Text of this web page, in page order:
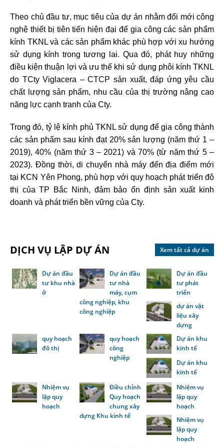
Theo chủ đầu tư, mục tiêu của dự án nhằm đổi mới công
nghệ thiết bị tiên tiến hiện đại để gia công các sản phẩm
kính TKNL và các sản phẩm khác phù hợp với xu hướng
sử dụng kính trong tương lai. Qua đó, phát huy những
điều kiện thuận lợi và ưu thế khi sử dụng phôi kính TKNL
do TCty Viglacera – CTCP sản xuất, đáp ứng yêu cầu
chất lượng sản phẩm, nhu cầu của thị trường nâng cao
năng lực cạnh tranh của Cty.
Trong đó, tỷ lệ kính phủ TKNL sử dụng để gia công thành
các sản phẩm sau kính đạt 20% sản lượng (năm thứ 1 –
2019), 40% (năm thứ 3 – 2021) và 70% (từ năm thứ 5 –
2023). Đồng thời, di chuyển nhà máy đến địa điểm mới
tại KCN Yên Phong, phù hợp với quy hoạch phát triển đô
thị của TP Bắc Ninh, đảm bảo ổn định sản xuất kinh
doanh và phát triển bền vững của Cty.
DỊCH VỤ LẬP DỰ ÁN Xem tất cả dự án
Dự án đầu
tư khu nhà
ở
Dự án đầu
tư nhà
máy, cụm
công nghiệp, khu
công nghiệp
Dự án đầu
tư phát
triển
dự án vật
liệu xây
dựng
quy hoạch
đô thị
quy hoạch
công
nghiệp
Dự án khu
kinh tế
Dự án khu
kinh tế
Nhiệm vụ
lập quy
hoạch
Điều chỉnh
Quy hoạch
chung xây
dựng Khu kinh tế
Nhiệm vụ
lập quy
hoạch
Nhiệm vụ
lập quy
hoạch